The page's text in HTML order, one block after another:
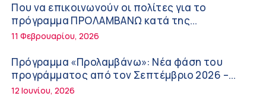
Πώς να προλάβετε και να αντιμετωπίσετε
τη διάρροια των ταξιδιωτών
Ευμενής Καραφυλλίδης (Metropolitan
General): Γιατί η διατροφή πρέπει να
καθοδηγείται από κλινικό διαιτολόγο;
Που να επικοινωνούν οι πολίτες για το
πρόγραμμα ΠΡΟΛΑΜΒΑΝΩ κατά της
παχυσαρκίας
11 Φεβρουαρίου, 2026
Πρόγραμμα «Προλαμβάνω»: Νέα φάση του
προγράμματος από τον Σεπτέμβριο 2026 –
Δωρεάν προληπτικές εξετάσεις έως το 2030
12 Ιουνίου, 2026